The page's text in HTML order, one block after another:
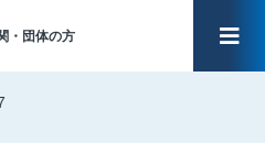
・ 団体の方 メ